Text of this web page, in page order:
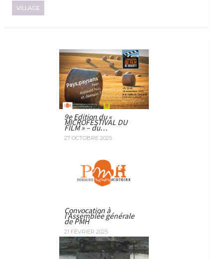
VILLAGE
9e Edition du «
MICROFESTIVAL DU
FILM » – du…
27 OCTOBRE 2025
Convocation à
l’Assemblée générale
de PMH
21 FÉVRIER 2025